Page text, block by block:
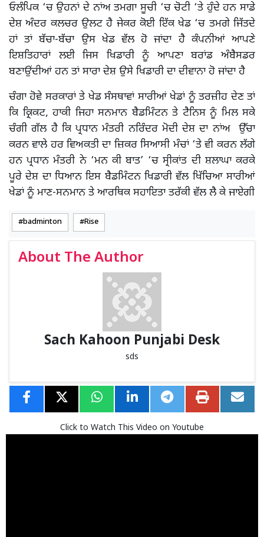
ਓਲੰਪਿਕ ‘ਚ ਉਹਨਾਂ ਦੇ ਨਾਂਅ ਤਮਗਾ ਸੂਚੀ ‘ਚ ਚੋਟੀ ‘ਤੇ ਹੁੰਦੇ ਹਨ ਸਾਡੇ
ਦੇਸ਼ ਅੰਦਰ ਕਲਚਰ ਉਲਟ ਹੈ ਜੇਕਰ ਕੋਈ ਇੱਕ ਖੇਡ ‘ਚ ਤਮਗੇ ਜਿੱਤਦੇ
ਹਾਂ ਤਾਂ ਬੱਚਾ-ਬੱਚਾ ਉਸ ਖੇਡ ਵੱਲ ਹੋ ਜਾਂਦਾ ਹੈ ਕੰਪਨੀਆਂ ਆਪਣੇ
ਇਸ਼ਤਿਹਾਰਾਂ ਲਈ ਜਿਸ ਖਿਡਾਰੀ ਨੂੰ ਆਪਣਾ ਬਰਾਂਡ ਅੰਬੈਸਡਰ
ਬਣਾਉਂਦੀਆਂ ਹਨ ਤਾਂ ਸਾਰਾ ਦੇਸ਼ ਉਸੇ ਖਿਡਾਰੀ ਦਾ ਦੀਵਾਨਾ ਹੋ ਜਾਂਦਾ ਹੈ
ਚੰਗਾ ਹੋਵੇ ਸਰਕਾਰਾਂ ਤੇ ਖੇਡ ਸੰਸਥਾਵਾਂ ਸਾਰੀਆਂ ਖੇਡਾਂ ਨੂੰ ਤਰਜ਼ੀਹ ਦੇਣ ਤਾਂ
ਕਿ ਕ੍ਰਿਕਟ, ਹਾਕੀ ਜਿਹਾ ਸਨਮਾਨ ਬੈਡਮਿੰਟਨ ਤੇ ਟੈਨਿਸ ਨੂੰ ਮਿਲ ਸਕੇ
ਚੰਗੀ ਗੱਲ ਹੈ ਕਿ ਪ੍ਰਧਾਨ ਮੰਤਰੀ ਨਰਿੰਦਰ ਮੋਦੀ ਦੇਸ਼ ਦਾ ਨਾਂਅ ਉੱਚਾ
ਕਰਨ ਵਾਲੇ ਹਰ ਵਿਅਕਤੀ ਦਾ ਜ਼ਿਕਰ ਸਿਆਸੀ ਮੰਚਾਂ ‘ਤੇ ਵੀ ਕਰਨ ਲੱਗੇ
ਹਨ ਪ੍ਰਧਾਨ ਮੰਤਰੀ ਨੇ ‘ਮਨ ਕੀ ਬਾਤ’ ‘ਚ ਸ੍ਰੀਕਾਂਤ ਦੀ ਸ਼ਲਾਘਾ ਕਰਕੇ
ਪੂਰੇ ਦੇਸ਼ ਦਾ ਧਿਆਨ ਇਸ ਬੈਡਮਿੰਟਨ ਖਿਡਾਰੀ ਵੱਲ ਖਿੱਚਿਆ ਸਾਰੀਆਂ
ਖੇਡਾਂ ਨੂੰ ਮਾਣ-ਸਨਮਾਨ ਤੇ ਆਰਥਿਕ ਸਹਾਇਤਾ ਤਰੱਕੀ ਵੱਲ ਲੈ ਕੇ ਜਾਏਗੀ
badminton Rise
About The Author
Sach Kahoon Punjabi Desk
sds
Click to Watch This Video on Youtube